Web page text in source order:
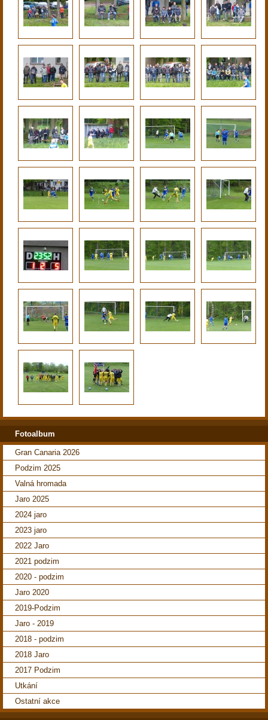
Fotoalbum
Gran Canaria 2026
Podzim 2025
Valná hromada
Jaro 2025
2024 jaro
2023 jaro
2022 Jaro
2021 podzim
2020 - podzim
Jaro 2020
2019-Podzim
Jaro - 2019
2018 - podzim
2018 Jaro
2017 Podzim
Utkání
Ostatní akce